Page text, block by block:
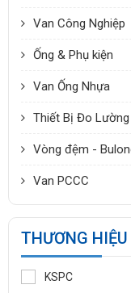
Van Công Nghiệp
Ống & Phụ kiện
Van Ống Nhựa
Thiết Bị Đo Lường
Vòng đệm -
Van PCCC
THƯƠNG HIỆU
KSPC